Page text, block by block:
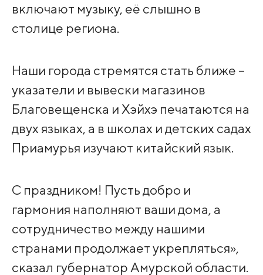
включают музыку, её слышно в
столице региона.
Наши города стремятся стать ближе –
указатели и вывески магазинов
Благовещенска и Хэйхэ печатаются на
двух языках, а в школах и детских садах
Приамурья изучают китайский язык.
С праздником! Пусть добро и
гармония наполняют ваши дома, а
сотрудничество между нашими
странами продолжает укрепляться»,
сказал губернатор Амурской области.